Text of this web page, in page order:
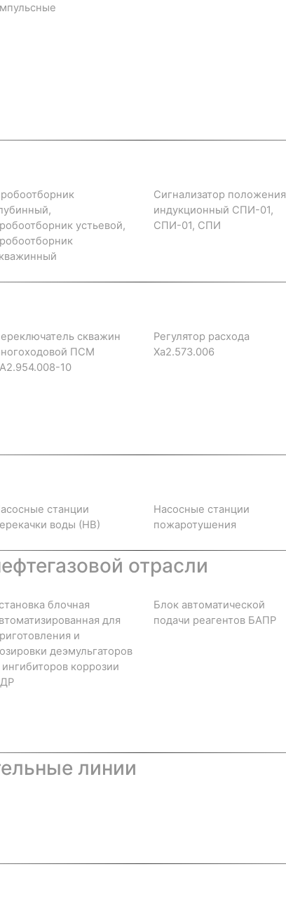
устьевой,
Сигнализатор положения
индукционный СПИ-01,
СПИ-01, СПИ
скважин
ПСМ
10
Регулятор расхода
Ха2.573.006
станции
воды (НВ)
Насосные станции
пожаротушения
отрасли
блочная
для
и
деэмульгаторов
ингибиторов коррозии
Блок автоматической
подачи реагентов БАПР
линии